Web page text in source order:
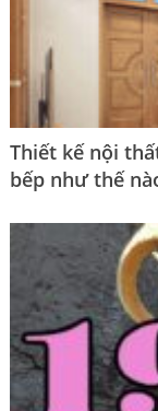
Thiết kế nội
bếp như thế